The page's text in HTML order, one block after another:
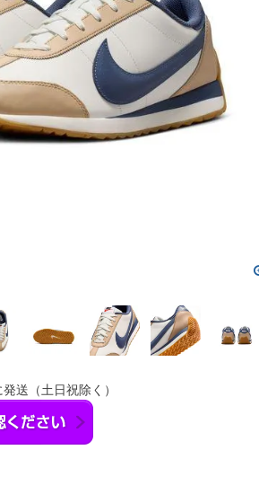
送（土日祝除く）